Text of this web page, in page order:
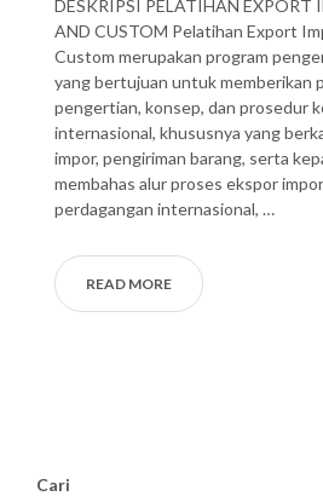
DESKRIPSI PELATIHAN EXPORT
AND CUSTOM Pelatihan Export
Custom merupakan program
yang bertujuan untuk memberikan
pengertian, konsep, dan prosedur
internasional, khususnya yang
impor, pengiriman barang, serta
membahas alur proses ekspor
perdagangan internasional, …
READ MORE
Cari